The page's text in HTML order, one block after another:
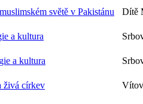
světě v Pakistánu Dítě
a kultura
a kultura
živá církev